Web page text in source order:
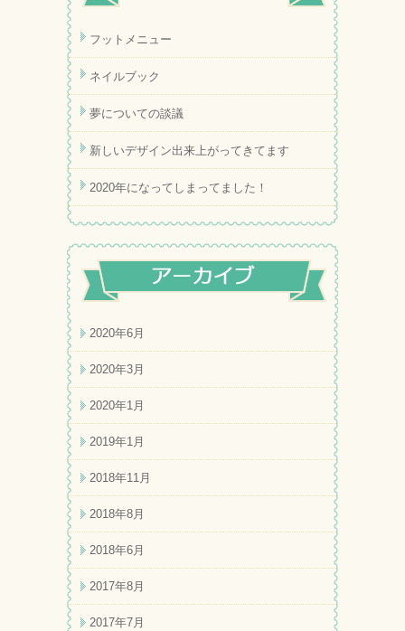
フットメニュー
ネイルブック
夢についての談議
新しいデザイン出来上がってきてます
2020年になってしまってました！
2020年6月
2020年3月
2020年1月
2019年1月
2018年11月
2018年8月
2018年6月
2017年8月
2017年7月